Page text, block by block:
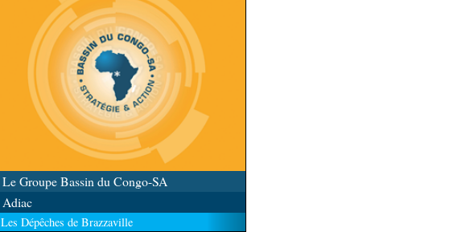
Le Groupe Bassin du Congo-SA
Adiac
Les Dépêches de Brazzaville